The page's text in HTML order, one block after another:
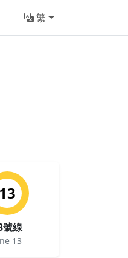
繁
13
號線
13